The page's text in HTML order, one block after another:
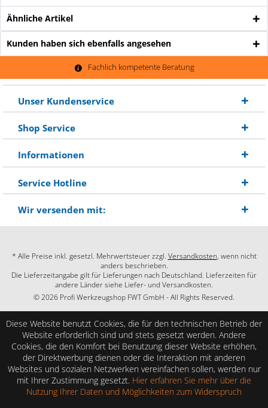
Ähnliche Artikel
Kunden haben sich ebenfalls angesehen
Fachlich kompetente Beratung
Unser Kundenservice
Shop Service
Informationen
Service Hotline
Wir versenden mit:
* Alle Preise inkl. gesetzl. Mehrwertsteuer zzgl. Versandkosten, wenn nicht
anders beschrieben.
Die Lieferzeitangabe gilt für Lieferungen nach Deutschland. Lieferzeiten für
andere Länder siehe Liefer- und Versandkosten.
© 2026 Profi Werkzeugshop FWT GmbH - All Rights Reserved.
Diese Website benutzt Cookies, die für den technischen Betrieb der
Website erforderlich sind und stets gesetzt werden. Andere
Cookies, die den Komfort bei Benutzung dieser Website erhöhen,
der Direktwerbung dienen oder die Interaktion mit anderen
Websites und sozialen Netzwerken vereinfachen sollen, werden nur
mit Ihrer Zustimmung gesetzt. Hier erfahren Sie mehr über die
Nutzung Ihrer Daten und Möglichkeiten zum Widerspruch